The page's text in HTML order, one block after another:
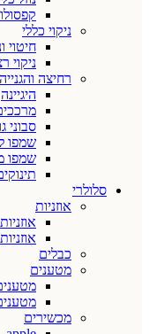
ניקוי כללי
חיטוי
ניקוי
רחיצה והגנייה
היגיינה
סבוני
שמפו
שמפו
סלולרי
אוזניות
כבלים
מטענים
מכשירים